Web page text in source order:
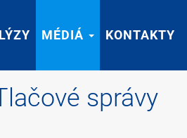
MÉDIÁ KONTAKTY
MÉDIÁ KONTAKTY
správy